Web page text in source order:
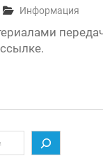
Информация